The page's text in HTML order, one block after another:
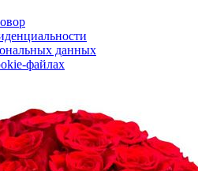
данных
файлах